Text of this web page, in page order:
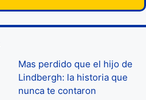
Mas perdido que el hijo de
Lindbergh: la historia que
nunca te contaron